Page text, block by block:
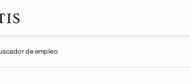
de empleo